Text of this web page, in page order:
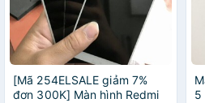
[Mã 254ELSALE giảm 7%
đơn 300K] Màn hình Redmi
5